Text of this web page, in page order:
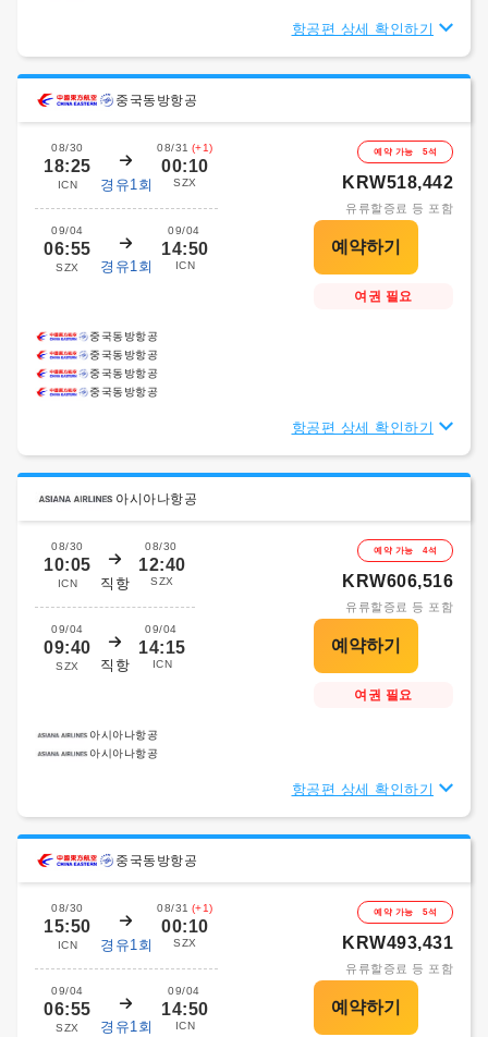
항공편 상세 확인하기
중국동방항공
08/30
18:25
ICN 경유1회
08/31 (+1)
00:10
SZX
09/04
06:55
SZX 경유1회
09/04
14:50
ICN
예약 가능 5석
KRW518,442
유류할증료 등 포함
여권 필요
중국동방항공
중국동방항공
중국동방항공
중국동방항공
항공편 상세 확인하기
아시아나항공
08/30
10:05
ICN 직항
08/30
12:40
SZX
09/04
09:40
SZX 직항
09/04
14:15
ICN
예약 가능 4석
KRW606,516
유류할증료 등 포함
여권 필요
아시아나항공
아시아나항공
항공편 상세 확인하기
중국동방항공
08/30
15:50
ICN 경유1회
08/31 (+1)
00:10
SZX
09/04
06:55
SZX 경유1회
09/04
14:50
ICN
예약 가능 5석
KRW493,431
유류할증료 등 포함